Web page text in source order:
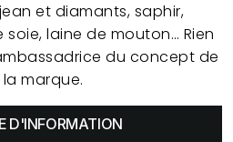
et diamants, saphir,
laine de mouton… Rien
du concept de
marque.
D'INFORMATION